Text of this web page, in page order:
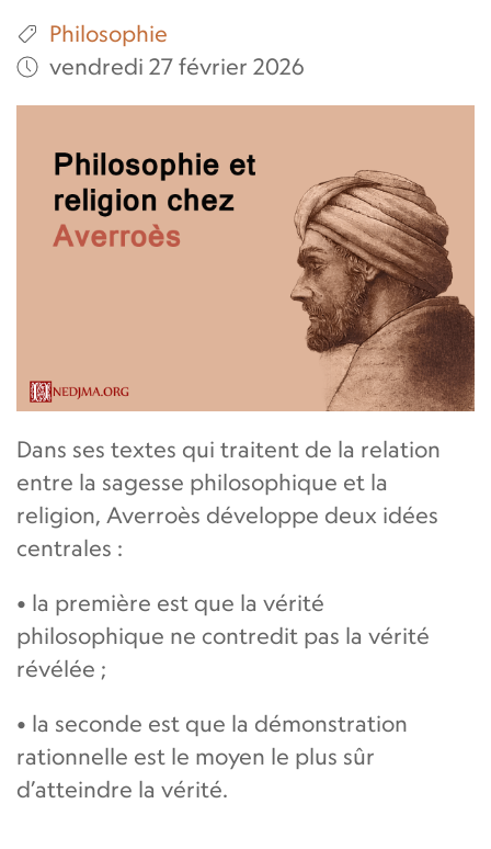
Philosophie
vendredi 27 février 2026
Dans ses textes qui traitent de la relation
entre la sagesse philosophique et la
religion, Averroès développe deux idées
centrales :
• la première est que la vérité
philosophique ne contredit pas la vérité
révélée ;
• la seconde est que la démonstration
rationnelle est le moyen le plus sûr
d’atteindre la vérité.